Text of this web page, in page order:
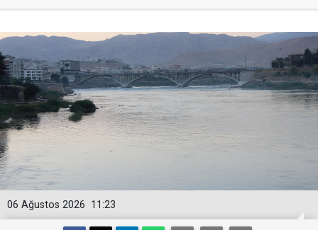
11:23
06 Ağustos 2026